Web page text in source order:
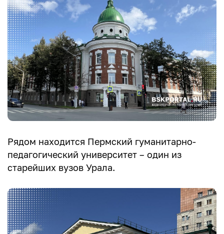
Рядом находится Пермский гуманитарно-
педагогический университет – один из
старейших вузов Урала.